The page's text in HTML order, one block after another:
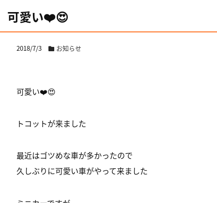
可愛い❤️😍
2018/7/3 お知らせ
可愛い❤️😍
トコットが来ました
最近はゴツめな車が多かったので
久しぶりに可愛い車がやって来ました